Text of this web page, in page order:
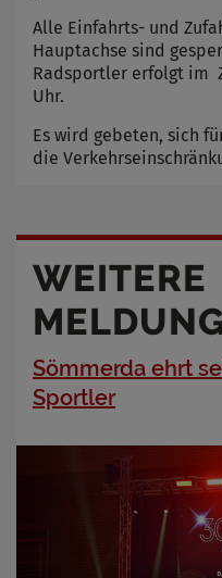
Alle Einfahrts- und
Hauptachse sind
Radsportler erfolgt im
Uhr.
Es wird gebeten, sich
die
WEITERE
Sömmerda ehrt
Sportler